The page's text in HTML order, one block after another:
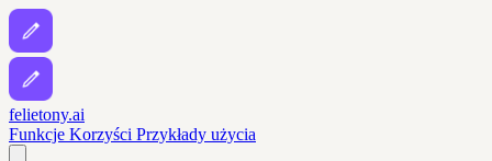
felietony.ai
Funkcje Korzyści Przykłady użycia